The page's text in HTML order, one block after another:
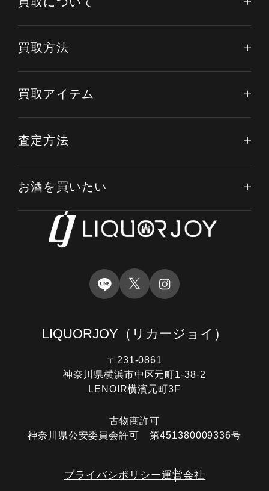
LIQUORJOY （リカージョイ）
〒231-0861
神奈川県横浜市中区元町1-38-2
LENOIR横濱元町3F
古物商許可
神奈川県公安委員会許可 第451380009336号
プライバシポリシー運営会社
買取方法
買取アイテム
査定方法
お酒を買いたい